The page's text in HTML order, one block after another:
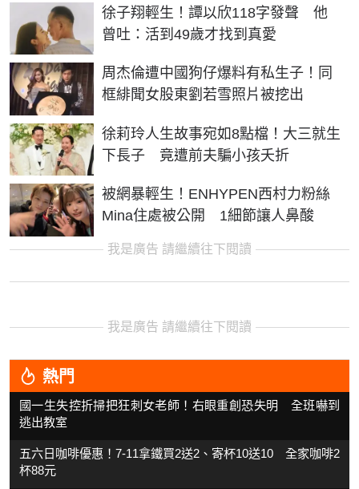
徐子翔輕生！譚以欣118字發聲 他
曾吐：活到49歲才找到真愛
周杰倫遭中國狗仔爆料有私生子！同
框緋聞女股東劉若雪照片被挖出
徐莉玲人生故事宛如8點檔！大三就生
下長子 竟遭前夫騙小孩夭折
被網暴輕生！ENHYPEN西村力粉絲
Mina住處被公開 1細節讓人鼻酸
我是廣告 請繼續往下閱讀
我是廣告 請繼續往下閱讀
熱門
國一生失控折掃把狂刺女老師！右眼重創恐失明 全班嚇到
逃出教室
五六日咖啡優惠！7-11拿鐵買2送2、寄杯10送10 全家咖啡2
杯88元